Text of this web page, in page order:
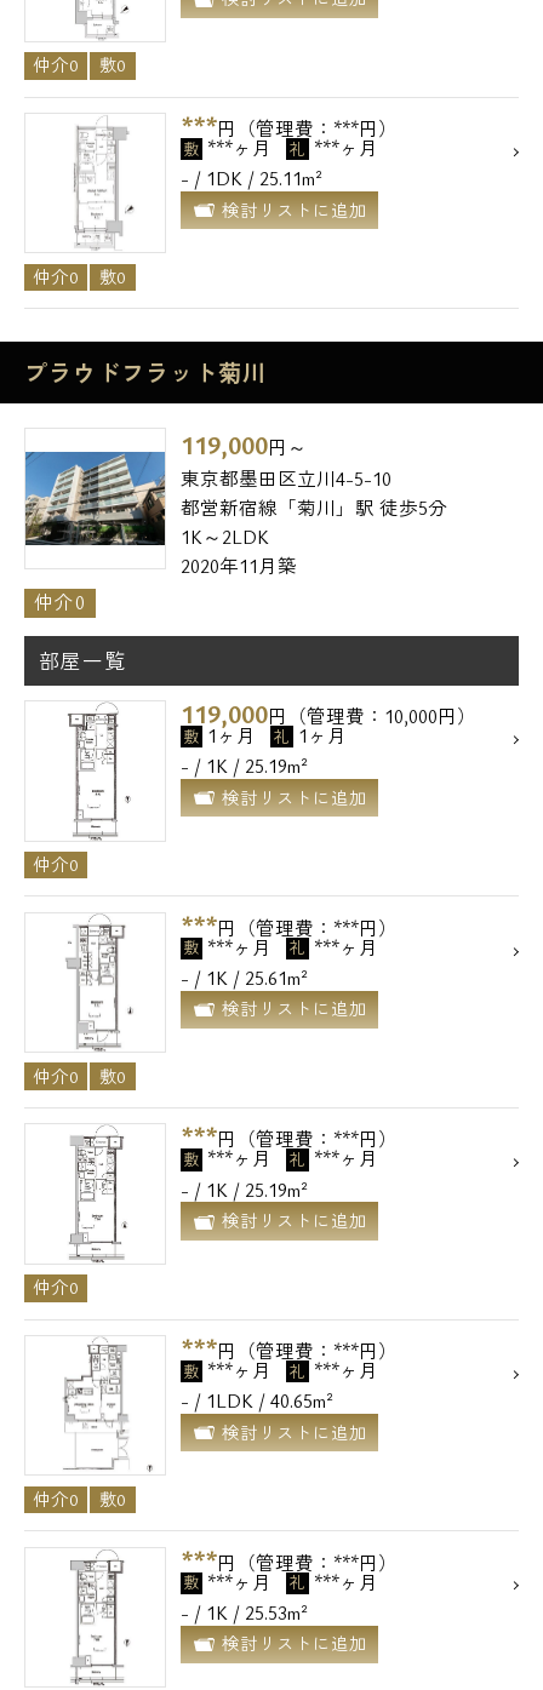
仲介0 敷0
***円（管理費：***円）
敷 ***ヶ月 礼 ***ヶ月
- / 1DK / 25.11m²
検討リストに追加
仲介0 敷0
プラウドフラット菊川
119,000円～
東京都墨田区立川4-5-10
都営新宿線「菊川」駅 徒歩5分
1K～2LDK
2020年11月築
仲介0
部屋一覧
119,000円（管理費：10,000円）
敷 1ヶ月 礼 1ヶ月
- / 1K / 25.19m²
検討リストに追加
仲介0
***円（管理費：***円）
敷 ***ヶ月 礼 ***ヶ月
- / 1K / 25.61m²
検討リストに追加
仲介0 敷0
***円（管理費：***円）
敷 ***ヶ月 礼 ***ヶ月
- / 1K / 25.19m²
検討リストに追加
仲介0
***円（管理費：***円）
敷 ***ヶ月 礼 ***ヶ月
- / 1LDK / 40.65m²
検討リストに追加
仲介0 敷0
***円（管理費：***円）
敷 ***ヶ月 礼 ***ヶ月
- / 1K / 25.53m²
検討リストに追加
メールでお問い合わせ
お問い合わせ